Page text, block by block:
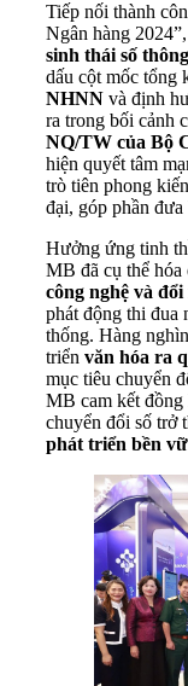
Tiếp nối thành
Ngân hàng
sinh thái số
dấu cột mốc tổng
NHNN và định
ra trong bối cảnh
NQ/TW của Bộ
hiện quyết tâm
trò tiên phong
đại, góp phần
Hưởng ứng tinh
MB đã cụ thể
công nghệ và
phát động thi đua
thống. Hàng
triển văn hóa ra
mục tiêu chuyển
MB cam kết
chuyển đổi số trở
phát triển bền